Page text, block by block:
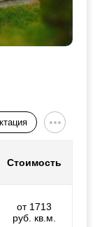
Стоимость
от 1713
руб. кв.м.